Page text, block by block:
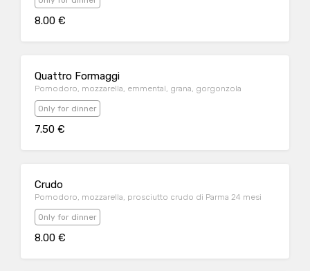
8.00 €
Quattro Formaggi
Pomodoro, mozzarella, emmental, grana, gorgonzola
Only for dinner
7.50 €
Crudo
Pomodoro, mozzarella, prosciutto crudo di Parma 24 mesi
Only for dinner
8.00 €